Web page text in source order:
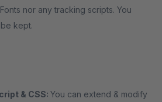
nor any tracking scripts. You
kept.
& CSS: You can extend & modify